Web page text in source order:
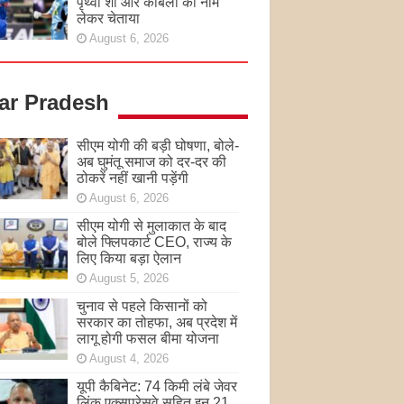
लेकर चेताया
August 6, 2026
Pradesh
सीएम योगी की बड़ी घोषणा, बोले-
अब घुमंतू समाज को दर-दर की
ठोकरें नहीं खानी पड़ेंगी
August 6, 2026
सीएम योगी से मुलाकात के बाद
बोले फ्लिपकार्ट CEO, राज्य के
लिए किया बड़ा ऐलान
August 5, 2026
चुनाव से पहले किसानों को
सरकार का तोहफा, अब प्रदेश में
लागू होगी फसल बीमा योजना
August 4, 2026
यूपी कैबिनेट: 74 किमी लंबे जेवर